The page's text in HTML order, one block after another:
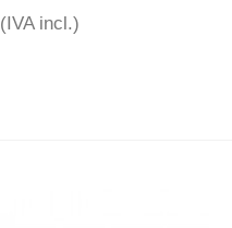
(IVA incl.)